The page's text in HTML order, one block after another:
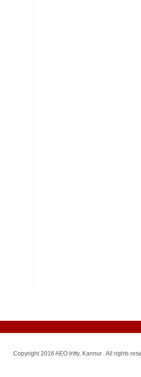
Copyright 2016 AEO Iritty, Kannur . All rights